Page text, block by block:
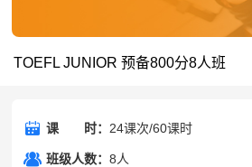
TOEFL JUNIOR 预备800分8人班
课 时： 24课次/60课时
班级人数：8人